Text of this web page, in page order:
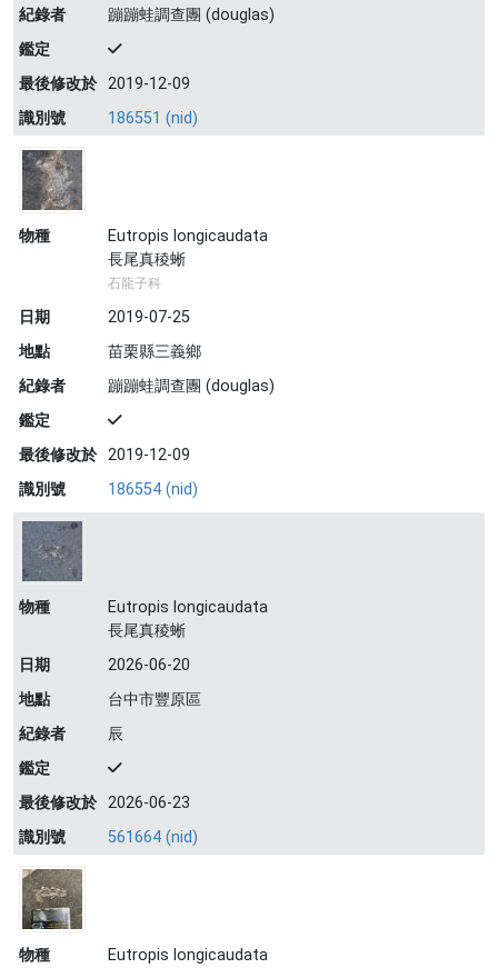
紀錄者
蹦蹦蛙調查團 (douglas)
鑑定
最後修改於 2019-12-09
識別號
186551 (nid)
物種
Eutropis longicaudata
長尾真稜蜥
石龍子科
日期
2019-07-25
地點
苗栗縣三義鄉
紀錄者
蹦蹦蛙調查團 (douglas)
鑑定
最後修改於 2019-12-09
識別號
186554 (nid)
物種
Eutropis longicaudata
長尾真稜蜥
日期
2026-06-20
地點
台中市豐原區
紀錄者
辰
鑑定
最後修改於 2026-06-23
識別號
561664 (nid)
物種
Eutropis longicaudata